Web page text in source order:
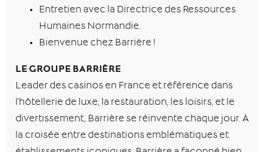
Entretien avec la Directrice des Ressources
Humaines Normandie.
Bienvenue chez Barrière !
LE GROUPE BARRIÈRE
Leader des casinos en France et référence dans
l’hôtellerie de luxe, la restauration, les loisirs, et le
divertissement, Barrière se réinvente chaque jour. À
la croisée entre destinations emblématiques et